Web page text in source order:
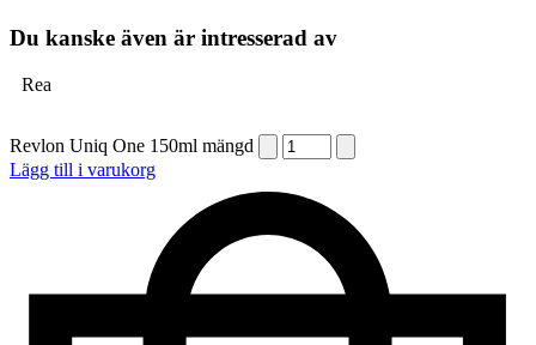
Du kanske även är intresserad av
Rea
Revlon Uniq One 150ml mängd
Lägg till i varukorg